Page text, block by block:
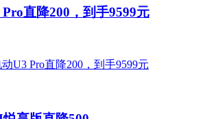
直降200，到手9599元